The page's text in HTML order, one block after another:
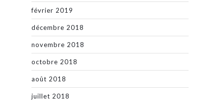
février 2019
décembre 2018
novembre 2018
octobre 2018
août 2018
juillet 2018